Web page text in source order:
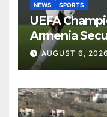
NEWS SPORTS
UEFA
Armenia
OverAUGUST 6, 2026